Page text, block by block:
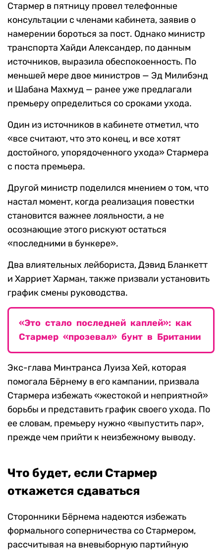
Стармер в пятницу провел телефонные
консультации с членами кабинета, заявив о
намерении бороться за пост. Однако министр
транспорта Хайди Александер, по данным
источников, выразила обеспокоенность. По
меньшей мере двое министров — Эд Милибэнд
и Шабана Махмуд — ранее уже предлагали
премьеру определиться со сроками ухода.
Один из источников в кабинете отметил, что
«все считают, что это конец, и все хотят
достойного, упорядоченного ухода» Стармера
с поста премьера.
Другой министр поделился мнением о том, что
настал момент, когда реализация повестки
становится важнее лояльности, а не
осознающие этого рискуют остаться
«последними в бункере».
Два влиятельных лейбориста, Дэвид Бланкетт
и Харриет Харман, также призвали установить
график смены руководства.
«Это стало последней каплей»: как
Стармер «прозевал» бунт в Британии
Экс-глава Минтранса Луиза Хей, которая
помогала Бёрнему в его кампании, призвала
Стармера избежать «жестокой и неприятной»
борьбы и представить график своего ухода. По
ее словам, премьеру нужно «выпустить пар»,
прежде чем прийти к неизбежному выводу.
Что будет, если Стармер
откажется сдаваться
Сторонники Бёрнема надеются избежать
формального соперничества со Стармером,
рассчитывая на вневыборную партийную